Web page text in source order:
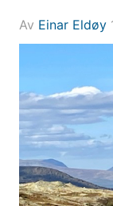
Av Einar Eldøy